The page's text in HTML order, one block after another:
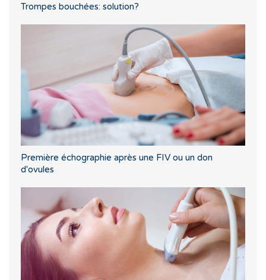
Trompes bouchées: solution?
Première échographie après une FIV ou un don
d'ovules